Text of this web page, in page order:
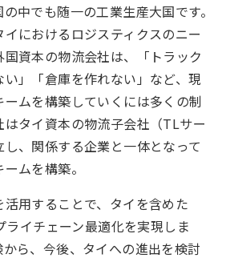
中でも随一の工業生産大国です。
におけるロジスティクスのニー
資本の物流会社は、「トラック
」「倉庫を作れない」など、現
ムを構築していくには多くの制
タイ資本の物流子会社（TLサー
、関係する企業と一体となって
ムを構築。
活用することで、タイを含めた
ライチェーン最適化を実現しま
ら、今後、タイへの進出を検討